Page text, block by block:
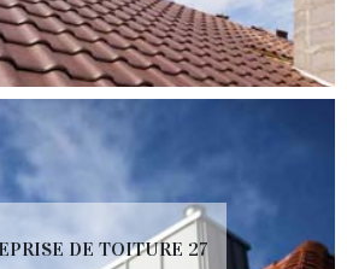
DE TOITURE 27